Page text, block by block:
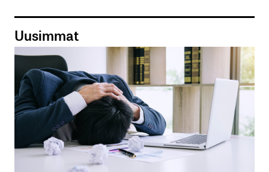
Uusimmat